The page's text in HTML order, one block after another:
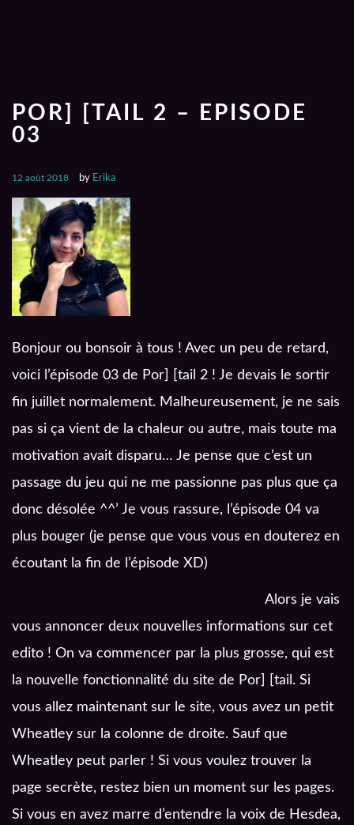
POR] [TAIL 2 – EPISODE
03
12 août 2018 by Erika
Bonjour ou bonsoir à tous ! Avec un peu de retard,
voici l’épisode 03 de Por] [tail 2 ! Je devais le sortir
fin juillet normalement. Malheureusement, je ne sais
pas si ça vient de la chaleur ou autre, mais toute ma
motivation avait disparu… Je pense que c’est un
passage du jeu qui ne me passionne pas plus que ça
donc désolée ^^’ Je vous rassure, l’épisode 04 va
plus bouger (je pense que vous vous en douterez en
écoutant la fin de l’épisode XD)
Alors je vais
vous annoncer deux nouvelles informations sur cet
edito ! On va commencer par la plus grosse, qui est
la nouvelle fonctionnalité du site de Por] [tail. Si
vous allez maintenant sur le site, vous avez un petit
Wheatley sur la colonne de droite. Sauf que
Wheatley peut parler ! Si vous voulez trouver la
page secrète, restez bien un moment sur les pages.
Si vous en avez marre d’entendre la voix de Hesdea,